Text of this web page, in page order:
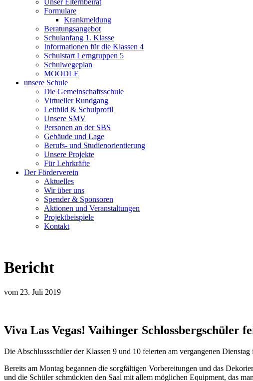
Unser Elternbeirat
Formulare
Krankmeldung
Beratungsangebot
Schulanfang 1. Klasse
Informationen für die Klassen 4
Schulstart Lerngruppen 5
Schulwegeplan
MOODLE
unsere Schule
Die Gemeinschaftsschule
Virtueller Rundgang
Leitbild & Schulprofil
Unsere SMV
Personen an der SBS
Gebäude und Lage
Berufs- und Studienorientierung
Unsere Projekte
Für Lehrkräfte
Der Förderverein
Aktuelles
Wir über uns
Spender & Sponsoren
Aktionen und Veranstaltungen
Projektbeispiele
Kontakt
Bericht
vom 23. Juli 2019
Viva Las Vegas! Vaihinger Schlossbergschüler
Die Abschlussschüler der Klassen 9 und 10 feierten am vergangenen Dienstag
Bereits am Montag begannen die sorgfältigen Vorbereitungen und das
und die Schüler schmückten den Saal mit allem möglichen Equipment, das